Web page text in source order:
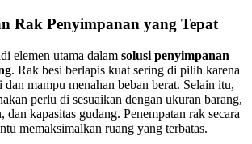
Rak Penyimpanan yang Tepat
elemen utama dalam solusi penyimpanan
. Rak besi berlapis kuat sering di pilih karena
mampu menahan beban berat. Selain itu,
perlu di sesuaikan dengan ukuran barang,
dan kapasitas gudang. Penempatan rak secara
memaksimalkan ruang yang terbatas.